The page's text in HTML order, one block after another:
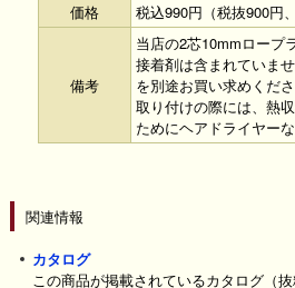
価格
税込990円（税抜900円
備考
当店の2芯10mmロープ
接着剤は含まれていま
を別途お買い求めくださ
取り付けの際には、熱
ためにヘアドライヤーな
関連情報
カタログ
この商品が掲載されているカタログ（